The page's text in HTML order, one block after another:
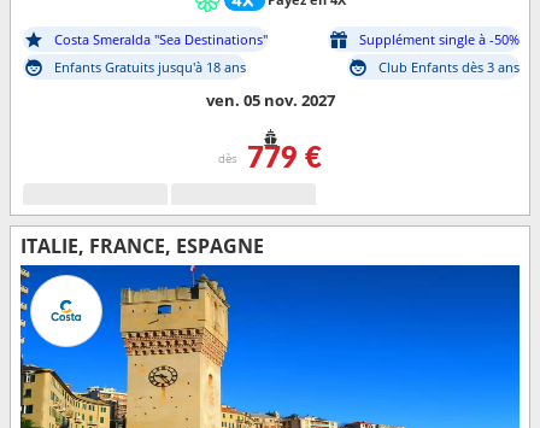
Costa Smeralda "Sea Destinations"
Supplément single à -50%
Enfants Gratuits jusqu'à 18 ans
Club Enfants dès 3 ans
ven. 05 nov. 2027
dès 779 €
ITALIE, FRANCE, ESPAGNE